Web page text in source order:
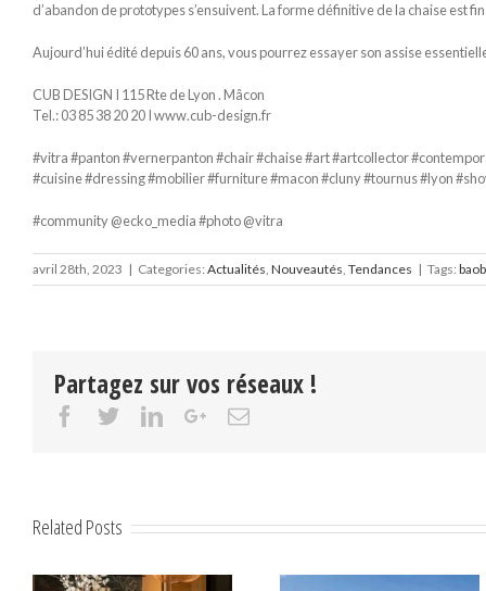
d’abandon de prototypes s’ensuivent. La forme définitive de la chaise
Aujourd’hui édité depuis 60 ans, vous pourrez essayer son assise
CUB DESIGN I 115 Rte de Lyon . Mâcon
Tel.: 03 85 38 20 20 I www.cub-design.fr
#vitra #panton #vernerpanton #chair #chaise #art #artcollector
#cuisine #dressing #mobilier #furniture #macon #cluny #tournus #lyon
#community @ecko_media #photo @vitra
avril 28th, 2023 | Categories: Actualités, Nouveautés, Tendances | Tags:
Partagez sur vos réseaux !
Facebook
TwitterLinkedin
Google+Email
Related Posts